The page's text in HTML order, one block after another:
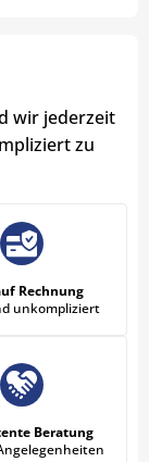
wir jederzeit
zu
Rechnung
unkompliziert
Beratung